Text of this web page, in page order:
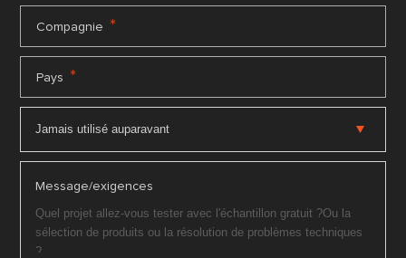
Compagnie *
Pays *
Message/exigences